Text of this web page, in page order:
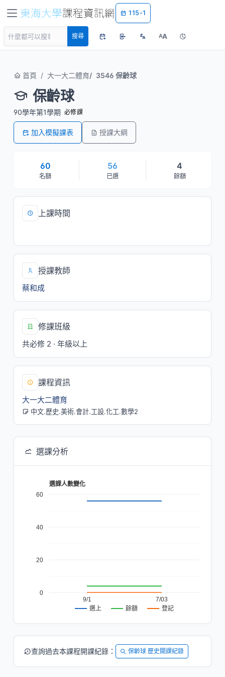
115-1
搜尋 AA
首頁 大一大二體育 3546 保齡球
保齡球
90學年第1學期 必修課
加入模擬課表 授課大綱
60
名額
56
已選
4
餘額
上課時間
授課教師
蔡和成
修課班級
共必修 2 · 年級以上
課程資訊
大一大二體育
中文.歷史.美術.會計.工設.化工.數學2
選課分析
選課人數變化
選上 餘額 登記
9/1 7/03
0
20
40
60
查詢過去本課程開課紀錄： 保齡球 歷史開課紀錄